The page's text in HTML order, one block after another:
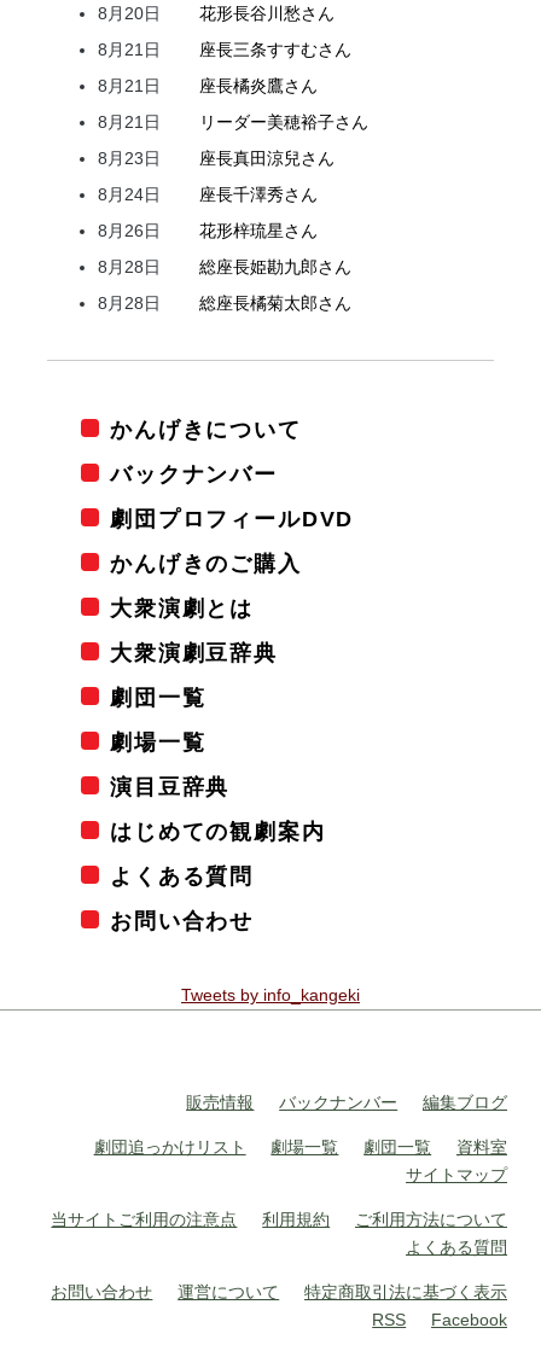
8月20日
花形長谷川愁さん
8月21日
座長三条すすむさん
8月21日
座長橘炎鷹さん
8月21日
リーダー美穂裕子さん
8月23日
座長真田涼兒さん
8月24日
座長千澤秀さん
8月26日
花形梓琉星さん
8月28日
総座長姫勘九郎さん
8月28日
総座長橘菊太郎さん
かんげきについて
バックナンバー
劇団プロフィールDVD
かんげきのご購入
大衆演劇とは
大衆演劇豆辞典
劇団一覧
劇場一覧
演目豆辞典
はじめての観劇案内
よくある質問
お問い合わせ
Tweets by info_kangeki
販売情報 バックナンバー 編集ブログ
劇団追っかけリスト 劇場一覧 劇団一覧
資料室
サイトマップ
当サイトご利用の注意点 利用規約
ご利用方法について
よくある質問
お問い合わせ 運営について
特定商取引法に基づく表示
RSS
Facebook